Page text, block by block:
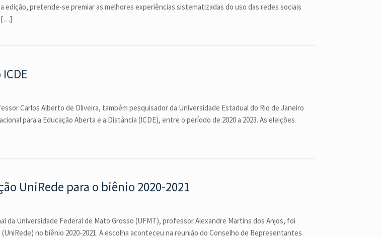
pretende-se premiar as melhores experiências sistematizadas do uso das redes sociais
[…]
Carlos Alberto de Oliveira, também pesquisador da Universidade Estadual do Rio de Janeiro
para a Educação Aberta e a Distância (ICDE), entre o período de 2020 a 2023. As eleições
UniRede para o biênio 2020-2021
da Universidade Federal de Mato Grosso (UFMT), professor Alexandre Martins dos Anjos, foi
no biênio 2020-2021. A escolha aconteceu na reunião do Conselho de Representantes